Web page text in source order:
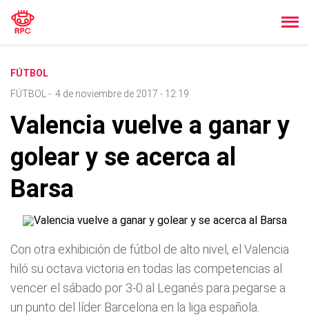
FÚTBOL
FÚTBOL
- 4 de noviembre de 2017 - 12:19
Valencia vuelve a ganar y
golear y se acerca al
Barsa
Con otra exhibición de fútbol de alto nivel, el Valencia
hiló su octava victoria en todas las competencias al
vencer el sábado por 3-0 al Leganés para pegarse a
un punto del líder Barcelona en la liga española.